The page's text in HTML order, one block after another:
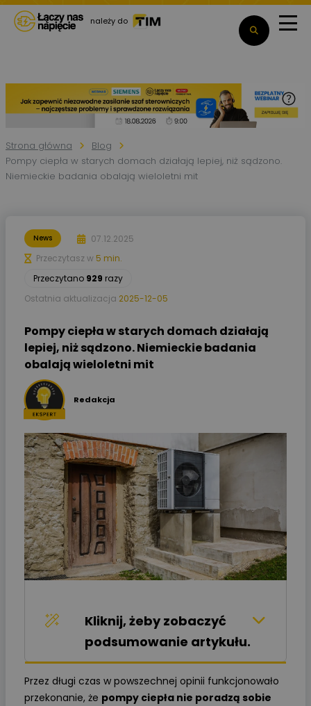
należy do
Strona główna
Blog
Pompy ciepła w starych domach działają lepiej, niż sądzono.
Niemieckie badania obalają wieloletni mit
News
07.12.2025
Przeczytasz w 5 min.
Przeczytano 929 razy
Ostatnia aktualizacja 2025-12-05
Pompy ciepła w starych domach działają
lepiej, niż sądzono. Niemieckie badania
obalają wieloletni mit
Redakcja
Kliknij, żeby zobaczyć
podsumowanie artykułu.
Przez długi czas w powszechnej opinii funkcjonowało
przekonanie, że pompy ciepła nie poradzą sobie